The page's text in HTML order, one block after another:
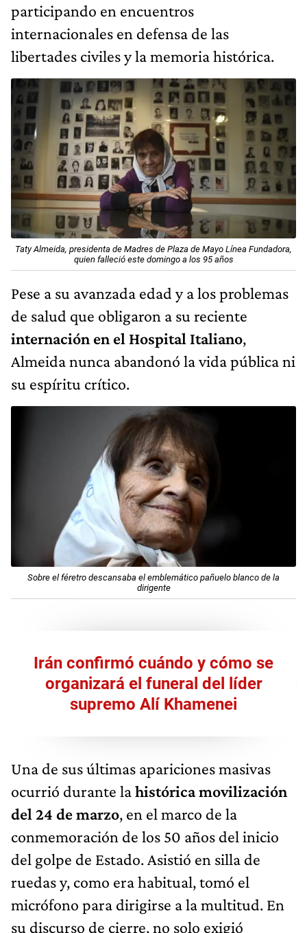
participando en encuentros
internacionales en defensa de las
libertades civiles y la memoria histórica.
Taty Almeida, presidenta de Madres de Plaza de Mayo Línea Fundadora,
quien falleció este domingo a los 95 años​
Pese a su avanzada edad y a los problemas
de salud que obligaron a su reciente
internación en el Hospital Italiano,
Almeida nunca abandonó la vida pública ni
su espíritu crítico.
Sobre el féretro descansaba el emblemático pañuelo blanco de la
dirigente
Irán confirmó cuándo y cómo se
organizará el funeral del líder
supremo Alí Khamenei
Una de sus últimas apariciones masivas
ocurrió durante lahistórica movilización
del 24 de marzo, en el marco de la
conmemoración de los 50 años del inicio
del golpe de Estado. Asistió en silla de
ruedas y, como era habitual, tomó el
micrófono para dirigirse a la multitud. En
su discurso de cierre, no solo exigió